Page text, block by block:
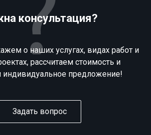
консультация?
о наших услугах, видах работ и
рассчитаем стоимость и
индивидуальное предложение!
Задать вопрос